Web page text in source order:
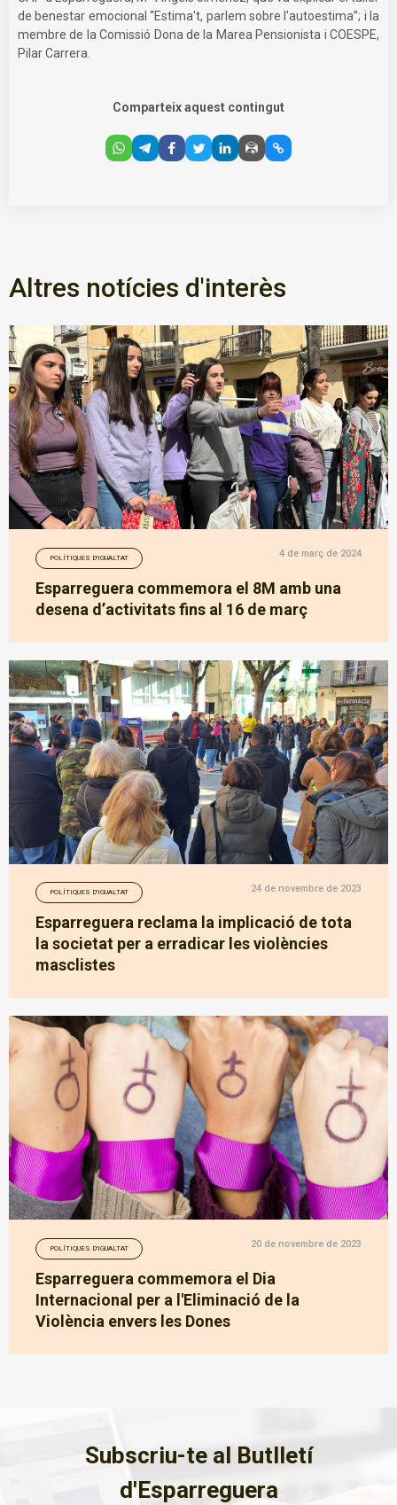
de benestar emocional “Estima't, parlem sobre l'autoestima”; i la
membre de la Comissió Dona de la Marea Pensionista i COESPE,
Pilar Carrera.
Comparteix aquest contingut
Altres notícies d'interès
POLÍTIQUES D'IGUALTAT 4 de març de 2024
Esparreguera commemora el 8M amb una
desena d’activitats fins al 16 de març
POLÍTIQUES D'IGUALTAT 24 de novembre de 2023
Esparreguera reclama la implicació de tota
la societat per a erradicar les violències
masclistes
POLÍTIQUES D'IGUALTAT 20 de novembre de 2023
Esparreguera commemora el Dia
Internacional per a l'Eliminació de la
Violència envers les Dones
Subscriu-te al Butlletí
d'Esparreguera